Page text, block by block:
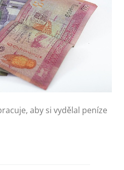
aby si vydělal peníze